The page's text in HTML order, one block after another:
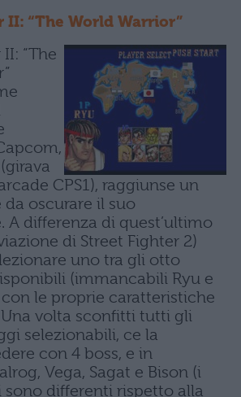
II: “The World Warrior”
“The
CPS1), raggiunse un
da oscurare il suo
A differenza di quest’ultimo
di Street Fighter 2)
uno tra gli otto
(immancabili Ryu e
le proprie caratteristiche
volta sconfitti tutti gli
selezionabili, ce la
con 4 boss, e in
Vega, Sagat e Bison (i
differenti rispetto alla